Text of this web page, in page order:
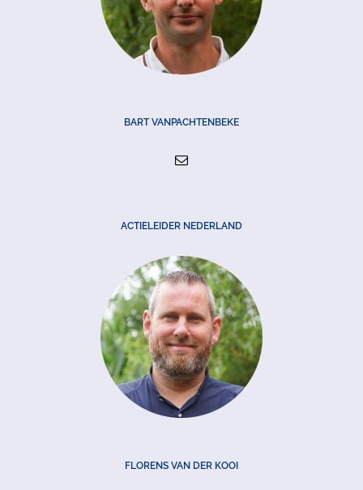
BART VANPACHTENBEKE
ACTIELEIDER NEDERLAND
FLORENS VAN DER KOOI